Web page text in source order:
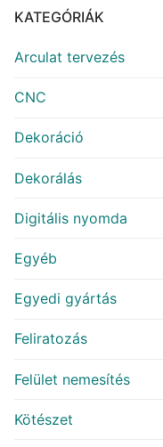
KATEGÓRIÁK
Arculat tervezés
CNC
Dekoráció
Dekorálás
Digitális nyomda
Egyéb
Egyedi gyártás
Feliratozás
Felület nemesítés
Kötészet